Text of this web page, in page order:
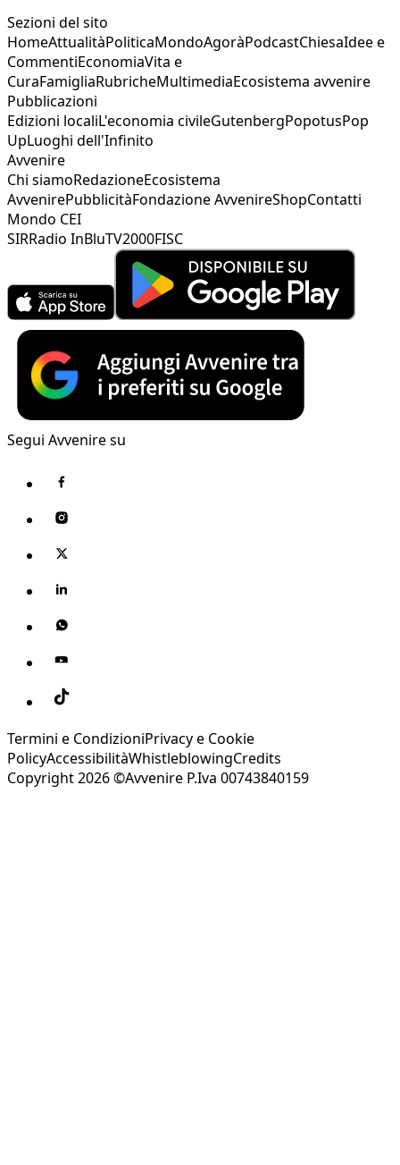
Sezioni del sito
HomeAttualitàPoliticaMondoAgoràPodcastChiesaIdee e
CommentiEconomiaVita e
CuraFamigliaRubricheMultimediaEcosistema avvenire
Pubblicazioni
Edizioni localiL'economia civileGutenbergPopotusPop
UpLuoghi dell'Infinito
Avvenire
Chi siamoRedazioneEcosistema
AvvenirePubblicitàFondazione AvvenireShopContatti
Mondo CEI
SIRRadio InBluTV2000FISC
Segui Avvenire su
Termini e CondizioniPrivacy e Cookie
PolicyAccessibilitàWhistleblowingCredits
Copyright 2026 ©Avvenire P.Iva 00743840159